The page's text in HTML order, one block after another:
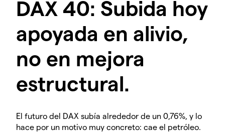
DAX 40: Subida hoy
apoyada en alivio,
no en mejora
estructural.
El futuro del DAX subía alrededor de un 0,76%, y lo
hace por un motivo muy concreto: cae el petróleo.